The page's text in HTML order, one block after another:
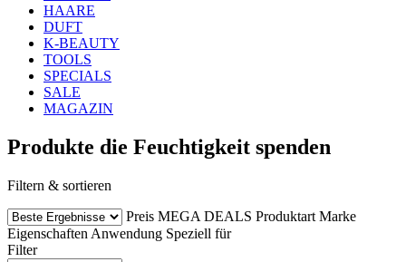
HAARE
DUFT
K-BEAUTY
TOOLS
SPECIALS
SALE
MAGAZIN
Produkte die Feuchtigkeit spenden
Filtern & sortieren
Preis MEGA DEALS Produktart Marke
Eigenschaften Anwendung Speziell für
Filter